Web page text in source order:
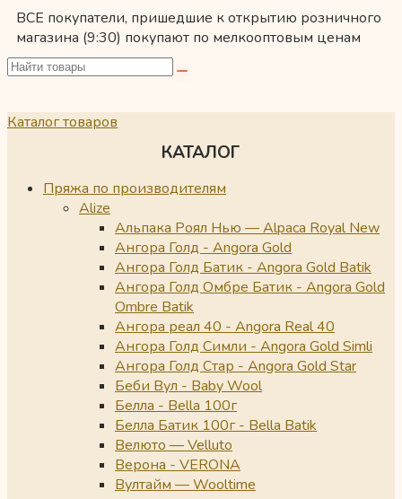
ВСЕ покупатели, пришедшие к открытию розничного
магазина (9:30) покупают по мелкооптовым ценам
Каталог товаров
КАТАЛОГ
Пряжа по производителям
Alize
Альпака Роял Нью — Alpaca Royal New
Ангора Голд - Angora Gold
Ангора Голд Батик - Angora Gold Batik
Ангора Голд Омбре Батик - Angora Gold
Ombre Batik
Ангора реал 40 - Angora Real 40
Ангора Голд Симли - Angora Gold Simli
Ангора Голд Стар - Angora Gold Star
Беби Вул - Baby Wool
Белла - Bella 100г
Белла Батик 100г - Bella Batik
Велюто — Velluto
Верона - VERONA
Вултайм — Wooltime